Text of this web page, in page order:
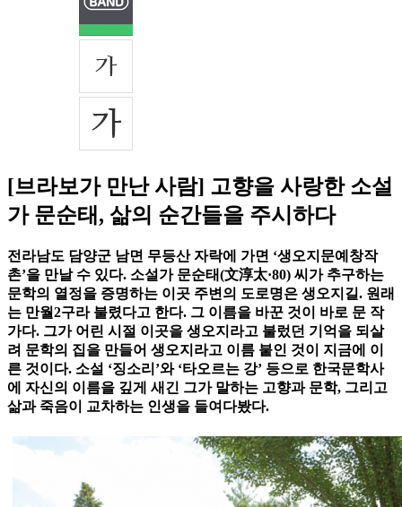
[브라보가 만난 사람] 고향을 사랑한 소설
가 문순태, 삶의 순간들을 주시하다
전라남도 담양군 남면 무등산 자락에 가면 ‘생오지문예창작
촌’을 만날 수 있다. 소설가 문순태(文淳太·80) 씨가 추구하는
문학의 열정을 증명하는 이곳 주변의 도로명은 생오지길. 원래
는 만월2구라 불렸다고 한다. 그 이름을 바꾼 것이 바로 문 작
가다. 그가 어린 시절 이곳을 생오지라고 불렀던 기억을 되살
려 문학의 집을 만들어 생오지라고 이름 붙인 것이 지금에 이
른 것이다. 소설 ‘징소리’와 ‘타오르는 강’ 등으로 한국문학사
에 자신의 이름을 깊게 새긴 그가 말하는 고향과 문학, 그리고
삶과 죽음이 교차하는 인생을 들여다봤다.